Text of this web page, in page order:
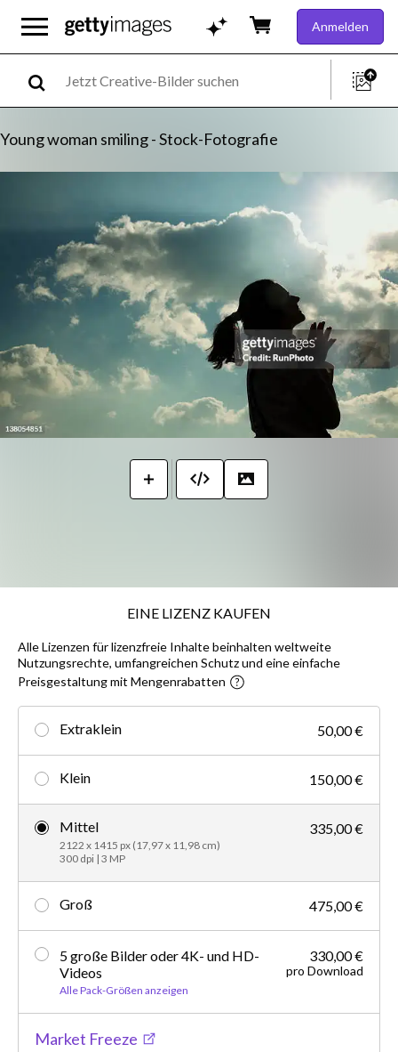
Anmelden
Young woman smiling - Stock-Fotografie
EINE LIZENZ KAUFEN
Alle Lizenzen für lizenzfreie Inhalte beinhalten weltweite
Nutzungsrechte, umfangreichen Schutz und eine einfache
Preisgestaltung mit Mengenrabatten
Extraklein 50,00 €
Klein 150,00 €
Mittel
2122 x 1415 px (17,97 x 11,98 cm)
300 dpi | 3 MP
335,00 €
Groß 475,00 €
5 große Bilder oder 4K- und HD-
Videos
Alle Pack-Größen anzeigen
330,00 €
pro Download
Market Freeze